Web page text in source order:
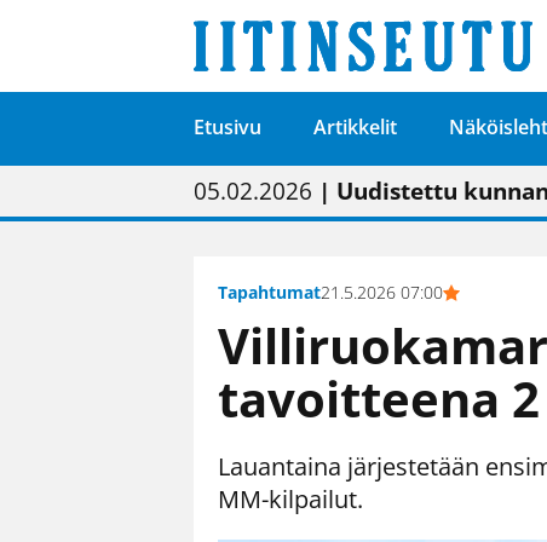
Etusivu Artikkelit
01.02.2026 | Painon
05.02.2026 | Uudistettu
23.04.2026 | “Olemme
09.05.2026| "Maalla on totuttu
Tapahtumat21.5.2026 07:00
tavoitteena
Lauantaina järjestetään
MM-kilpailut.